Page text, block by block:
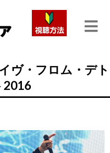
ヴ・フロム・デト
2016